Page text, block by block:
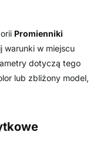
Promienniki
warunki w miejscu
dotyczą tego
lub zbliżony model,